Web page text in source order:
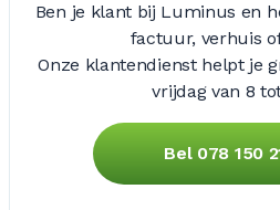
Ben je klant bij Luminus en
factuur, verhuis
Onze klantendienst helpt je
vrijdag van 8
Bel 078 150